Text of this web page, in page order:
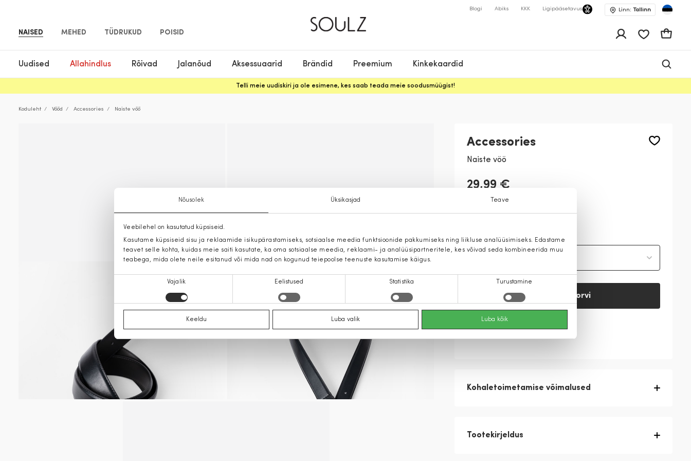
Nõusolek Üksikasjad Teave
Veebilehel on kasutatud küpsiseid.
Kasutame küpsiseid sisu ja reklaamide isikupärastamiseks, sotsiaalse meedia funktsioonide pakkumiseks ning liikluse analüüsimiseks. Edastame
teavet selle kohta, kuidas meie saiti kasutate, ka oma sotsiaalse meedia, reklaami- ja analüüsipartneritele, kes võivad seda kombineerida muu
teabega, mida olete neile esitanud või mida nad on kogunud teiepoolse teenuste kasutamise käigus.
Vajalik Eelistused Statistika Turustamine
Keeldu Luba valik Luba kõik
NAISED MEHED TÜDRUKUD POISID
Blogi Abiks KKK Ligipääsetavus Linn: Tallinn
Uudised Allahindlus Rõivad Jalanõud Aksessuaarid Brändid Preemium Kinkekaardid
Telli meie uudiskiri ja ole esimene, kes saab teada meie soodusmüügist!
Koduleht Vööd Accessories Naiste vöö
Accessories
Naiste vöö
29,99 €
Lisa ostukorvi
Kohaletoimetamise võimalused
Tootekirjeldus